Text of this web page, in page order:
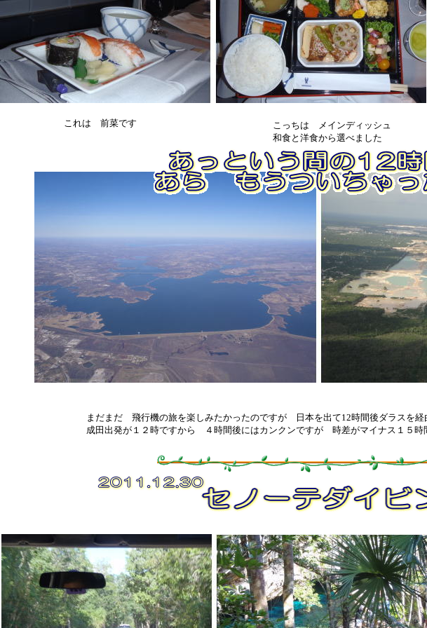
まだまだ 飛行機の旅を楽しみたかったのですが 日本を出て12時間後ダラスを
成田出発が１２時ですから ４時間後にはカンクンですが 時差がマイナス１５
こっちは メインディッシュ
和食と洋食から選べました
これは 前菜です